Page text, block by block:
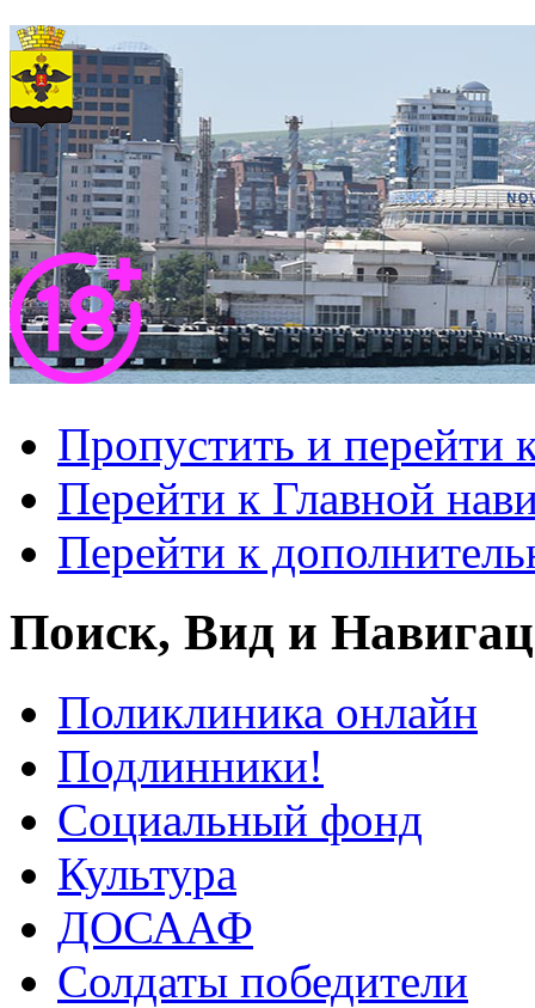
Пропустить и перейти
Перейти к Главной
Перейти к
Поиск, Вид и
Поликлиника онлайн
Подлинники!
Социальный фонд
Культура
ДОСААФ
Солдаты победители